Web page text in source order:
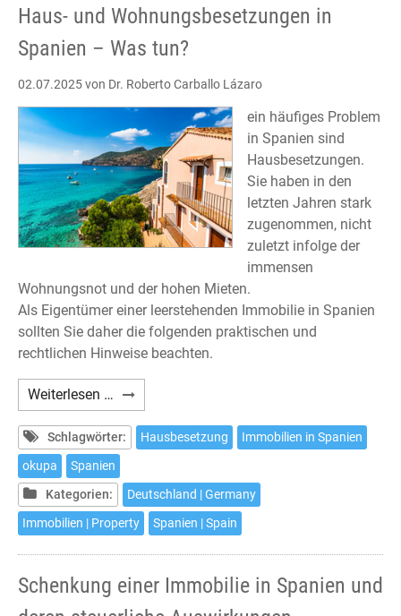
Haus- und Wohnungsbesetzungen in
Spanien – Was tun?
02.07.2025von Dr. Roberto Carballo Lázaro
ein häufiges Problem
in Spanien sind
Hausbesetzungen.
Sie haben in den
letzten Jahren stark
zugenommen, nicht
zuletzt infolge der
immensen
Wohnungsnot und der hohen Mieten.
Als Eigentümer einer leerstehenden Immobilie in Spanien
sollten Sie daher die folgenden praktischen und
rechtlichen Hinweise beachten.
Weiterlesen … Haus-
und
Wohnungsbesetzungen
in
Spanien
–
Was
Schlagwörter: Hausbesetzung
Immobilien in Spanien
okupa
Spanien
Kategorien:
Deutschland | Germany
Immobilien | Property
Spanien | Spain
Schenkung einer Immobilie in Spanien und